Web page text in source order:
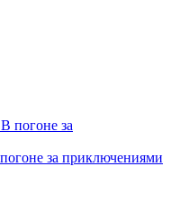
за приключениями